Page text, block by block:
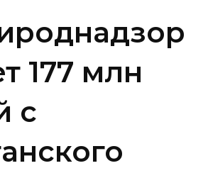
177 млн
с